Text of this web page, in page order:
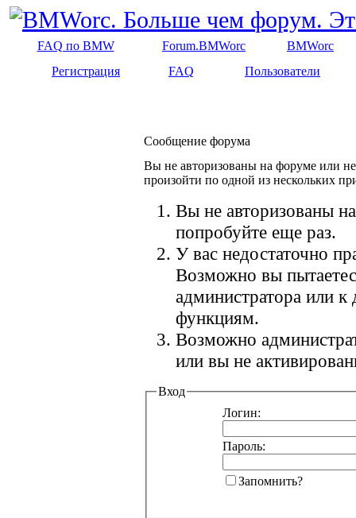
FAQ по BMW Forum.BMWorc
BMWorc
Регистрация
FAQ Пользователи
Сообщение форума
Вы не авторизованы на форуме или
произойти по одной из нескольких
Вы не авторизованы
попробуйте еще раз.
У вас недостаточно
Возможно вы
администратора или
функциям.
Возможно
или вы не
Вход
Логин:
Пароль:
Запомнить?